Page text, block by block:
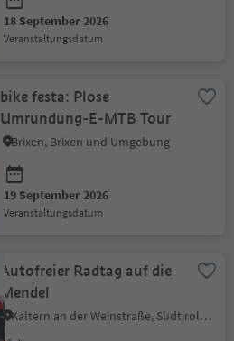
18 September 2026
Veranstaltungsdatum
bike festa: Plose
Umrundung-E-MTB Tour
Brixen, Brixen und Umgebung
19 September 2026
Veranstaltungsdatum
Autofreier Radtag auf die
Mendel
Kaltern an der Weinstraße, Südtiroler Weinstraße